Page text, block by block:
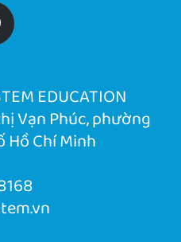
EDUCATION
Vạn Phúc, phường
Hồ Chí Minh